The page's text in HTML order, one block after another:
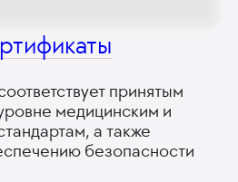
принятым
медицинским и
а также
безопасности